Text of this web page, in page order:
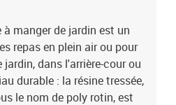
housses amovibles pour un lavage
verre : le dessus de la table
trempé solide et durable, ce qui le
chiffon humide et ajoute une touche
Bon à savoir : Pour que vos
nous vous recommandons de
de charge
à manger de jardin est un
repas en plein air ou pour
dans l'arrière-cour ou
durable : la résine tressée,
le nom de poly rotin, est